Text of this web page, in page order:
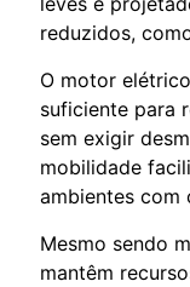
reduzidos,
O motor
suficiente para
sem exigir
mobilidade
ambientes com
Mesmo sendo
mantêm